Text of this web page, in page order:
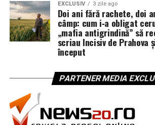
EXCLUSIV 3 zile ago
Doi ani fără rachete, doi
câmp: cum i‑a obligat
„mafia antigrindină” să
scriau Incisiv de Prahova
început
PARTENER MEDIA